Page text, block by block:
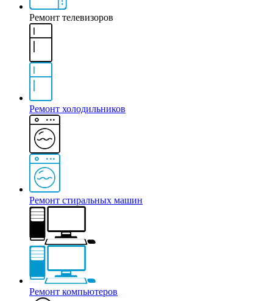
Ремонт телевизоров
Ремонт холодильников
Ремонт стиральных машин
Ремонт компьютеров